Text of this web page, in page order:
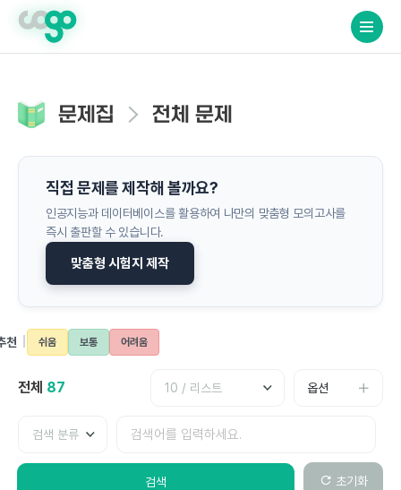
crossorigin="anonymous">
문제집 전체 문제
직접 문제를 제작해 볼까요?
인공지능과 데이터베이스를 활용하여 나만의 맞춤형 모의고사를
즉시 출판할 수 있습니다.
맞춤형 시험지 제작
천 쉬움 보통 어려움
전체 87
옵션
검색 초기화